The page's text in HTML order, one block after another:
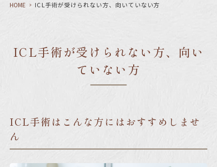
HOME > ICL手術が受けられない方、向いていない方
ICL手術が受けられない方、向い
ていない方
ICL手術はこんな方にはおすすめしませ
ん